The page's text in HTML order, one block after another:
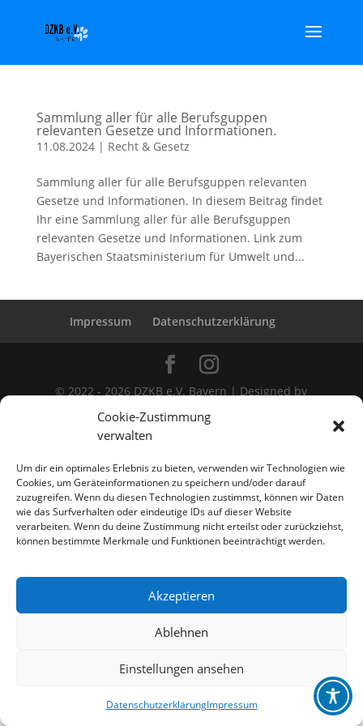
Cookie-Zustimmung
verwalten
Um dir ein optimales Erlebnis zu bieten, verwenden wir Technologien wie
Cookies, um Geräteinformationen zu speichern und/oder darauf
zuzugreifen. Wenn du diesen Technologien zustimmst, können wir Daten
wie das Surfverhalten oder eindeutige IDs auf dieser Website
verarbeiten. Wenn du deine Zustimmung nicht erteilst oder zurückziehst,
können bestimmte Merkmale und Funktionen beeinträchtigt werden.
Akzeptieren
Ablehnen
Einstellungen ansehen
DatenschutzerklärungImpressum
Sammlung aller für alle Berufsguppen
relevanten Gesetze und Informationen.
11.08.2024| Recht & Gesetz
Sammlung aller für alle Berufsguppen relevanten
Gesetze und Informationen. In diesem Beitrag findet
Ihr eine Sammlung aller für alle Berufsguppen
relevanten Gesetze und Informationen. Link zum
Bayerischen Staatsministerium für Umwelt und...
Impressum Datenschutzerklärung
© 2022 - 2026 DZKB e.V. Bayern | Designed by
Shadow´s WebArt| Powerd by